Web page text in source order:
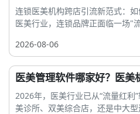
连锁医美机构跨店引流新范式：
医美行业，连锁品牌正面临一场"
2026-08-06
医美管理软件哪家好？医美
2026年，医美行业已从“流量红利
美诊所、双美综合店，还是中大